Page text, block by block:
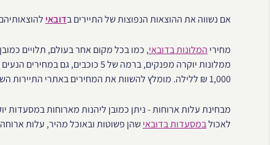
אם נשווה את ההוצאות הנפוצות של התיירים בדובאי
מחירי המלונות בדובאי, כמו בכל מקום אחר בעולם, תלויים
1,000 ₪ ללילה. מומלץ להשוות את המחירים באתרי התיירות השונים.
מבחינת עלות ארוחות - ניתן כמובן ליהנות מארוחות
לאכולבמסעדות בדובאישהן פשוטות ובאוכל מהיר, עלות ארוחה תגיע לכ-60